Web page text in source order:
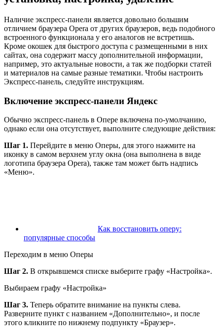
Наличие экспресс-панели является довольно большим
отличием браузера Opera от других браузеров, ведь подобного
встроенного функционала у его аналогов не встретишь.
Кроме окошек для быстрого доступа с размещенными в них
сайтах, она содержит массу дополнительной информации,
например, это актуальные новости, а так же подборки статей
и материалов на самые разные тематики. Чтобы настроить
Экспресс-панель, следуйте инструкциям.
Включение экспресс-панели Яндекс
Обычно экспресс-панель в Опере включена по-умолчанию,
однако если она отсутствует, выполните следующие действия:
Шаг 1. Перейдите в меню Оперы, для этого нажмите на
иконку в самом верхнем углу окна (она выполнена в виде
логотипа браузера Opera), также там может быть надпись
«Меню».
Как восстановить оперу:
популярные способы
Переходим в меню Оперы
Шаг 2. В открывшемся списке выберите графу «Настройка».
Выбираем графу «Настройка»
Шаг 3. Теперь обратите внимание на пункты слева.
Разверните пункт с названием «Дополнительно», и после
этого кликните по нижнему подпункту «Браузер».